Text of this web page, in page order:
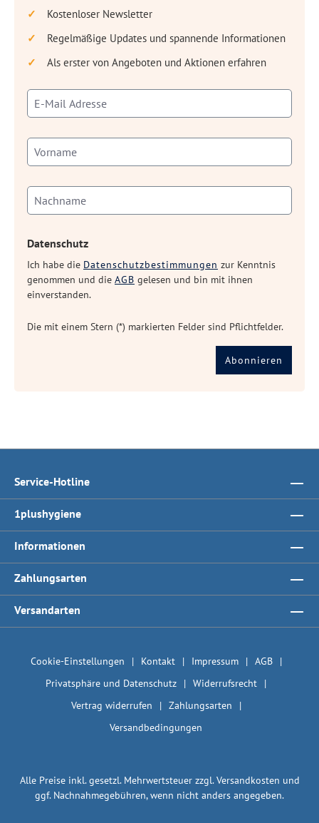
Kostenloser Newsletter
Regelmäßige Updates und spannende Informationen
Als erster von Angeboten und Aktionen erfahren
Datenschutz
Ich habe die Datenschutzbestimmungen zur Kenntnis
genommen und die AGB gelesen und bin mit ihnen
einverstanden.
Die mit einem Stern (*) markierten Felder sind Pflichtfelder.
Abonnieren
Service-Hotline
1plushygiene
Informationen
Zahlungsarten
Versandarten
Cookie-Einstellungen Kontakt Impressum
AGB
Privatsphäre und Datenschutz
Widerrufsrecht
Vertrag widerrufen
Zahlungsarten
Versandbedingungen
Alle Preise inkl. gesetzl. Mehrwertsteuer zzgl.Versandkosten und
ggf. Nachnahmegebühren, wenn nicht anders angegeben.